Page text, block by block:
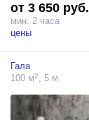
от 3 650 руб.
мин. 2 часа
цены
Гала
100 м2, 5 м